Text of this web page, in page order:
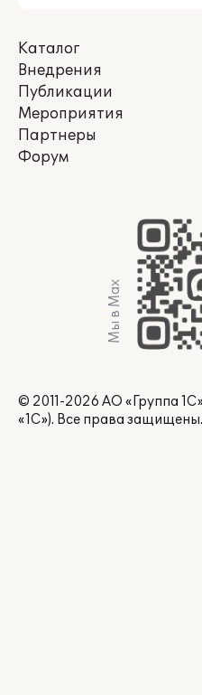
Каталог
Внедрения
Публикации
Мероприятия
Партнеры
Форум
Мы в Max
© 2011-2026 АО «Группа
«1С»). Все права защищены.